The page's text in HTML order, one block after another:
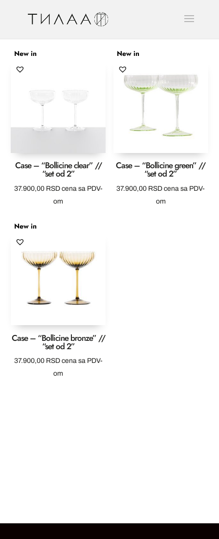
New in
Case – “Bollicine clear” //
“set od 2”
37.900,00 RSD cena sa PDV-
om
New in
Case – “Bollicine green” //
“set od 2”
37.900,00 RSD cena sa PDV-
om
New in
Case – “Bollicine bronze” //
“set od 2”
37.900,00 RSD cena sa PDV-
om